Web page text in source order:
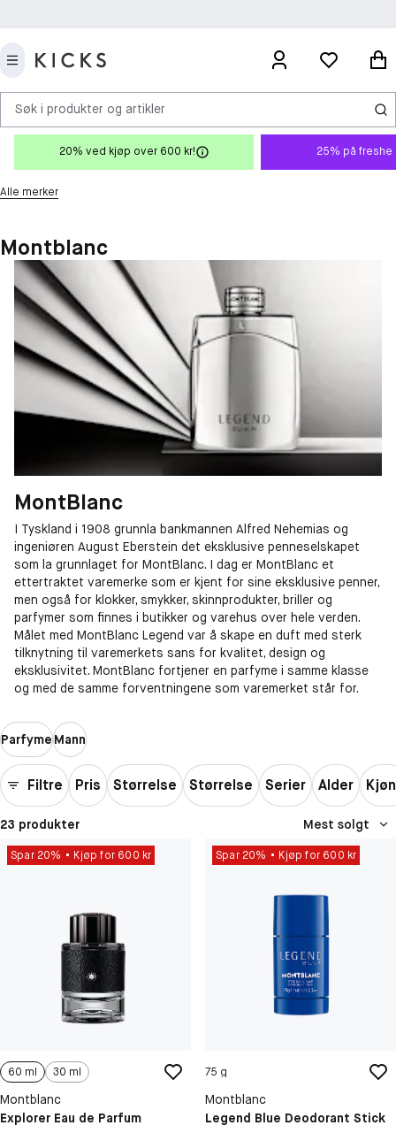
Søk i produkter og artikler
20% ved kjøp over 600 kr! 25% på freshe
Alle merker
Montblanc
MontBlanc
I Tyskland i 1908 grunnla bankmannen Alfred Nehemias og
ingeniøren August Eberstein det eksklusive penneselskapet
som la grunnlaget for MontBlanc. I dag er MontBlanc et
ettertraktet varemerke som er kjent for sine eksklusive penner,
men også for klokker, smykker, skinnprodukter, briller og
parfymer som finnes i butikker og varehus over hele verden.
Målet med MontBlanc Legend var å skape en duft med sterk
tilknytning til varemerkets sans for kvalitet, design og
eksklusivitet. MontBlanc fortjener en parfyme i samme klasse
og med de samme forventningene som varemerket står for.
ParfymeMann
Filtre Pris Størrelse Størrelse Serier Alder
23 produkter Mest solgt
Spar 20% Kjøp for 600 kr
60 ml 30 ml
Montblanc
Explorer Eau de Parfum
Spar 20% Kjøp for 600 kr
75 g
Montblanc
Legend Blue Deodorant Stick